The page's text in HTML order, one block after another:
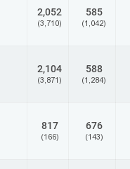
2,052
(3,710)
585
(1,042)
2,104
(3,871)
588
(1,284)
817
(166)
676
(143)